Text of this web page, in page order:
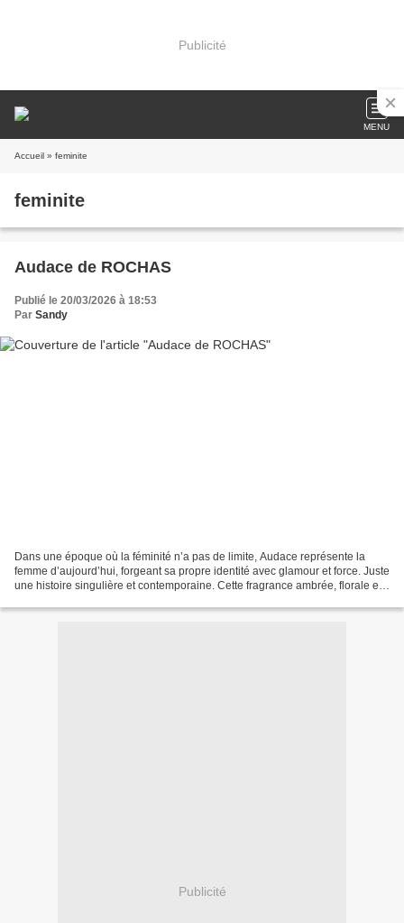
Publicité
MENU
Accueil » feminite
feminite
Audace de ROCHAS
Publié le 20/03/2026 à 18:53
Par Sandy
Dans une époque où la féminité n’a pas de limite, Audace représente la
femme d’aujourd’hui, forgeant sa propre identité avec glamour et force. Juste
une histoire singulière et contemporaine. Cette fragrance ambrée, florale et
Publicité